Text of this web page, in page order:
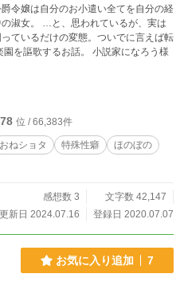
令嬢は自分のお小遣い全てを自分の経
るが、実は
ているだけの変態。ついでに言えば転
位 / 66,383件
おねショタ 特殊性癖
ほのぼの
感想数 3
文字数 42,147
新日 2024.07.16
登録日 2020.07.07
お気に入り追加 7